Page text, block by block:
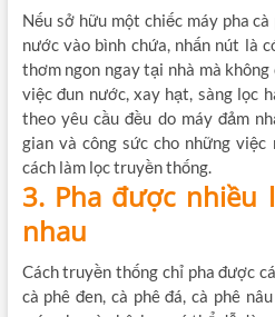
Nếu sở hữu một chiếc máy pha
nước vào bình chứa, nhấn nút là
thơm ngon ngay tại nhà mà
việc đun nước, xay hạt, sàng lọc
theo yêu cầu đều do máy đảm
gian và công sức cho những việc
cách làm lọc truyền thống.
3. Pha được nhiều
nhau
Cách truyền thống chỉ pha được
cà phê đen, cà phê đá, cà phê